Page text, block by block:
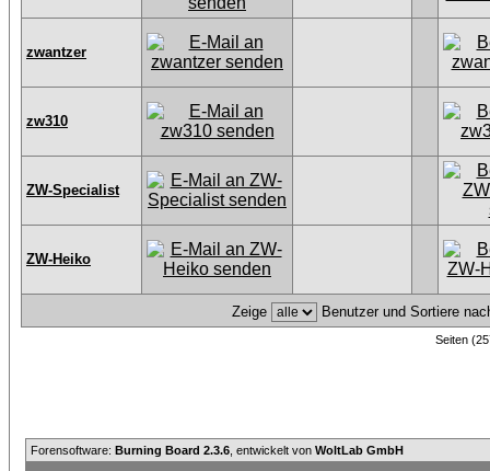
zwantzer
zw310
ZW-Specialist
ZW-Heiko
Zeige Benutzer und Sortiere
Seiten
Forensoftware: Burning Board 2.3.6 , entwickelt von WoltLab GmbH